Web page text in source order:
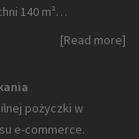
140 m²…
[Read more]
pożyczki w
e-commerce.